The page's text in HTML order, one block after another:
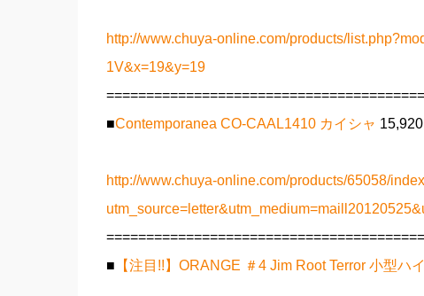
http://www.chuya-online.com/products/
1V&x=19&y=19
■Contemporanea CO-CAAL1410 カイシャ
http://www.chuya-online.com/products/65058/
■ 【注目!!】ORANGE ＃4 Jim Root Terror 小型ハ